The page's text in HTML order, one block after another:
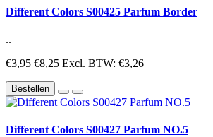
Different Colors S00425 Parfum Border
..
€3,95 €8,25 Excl. BTW: €3,26
Bestellen
Different Colors S00427 Parfum NO.5